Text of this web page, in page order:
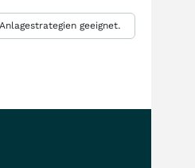
geeignet.